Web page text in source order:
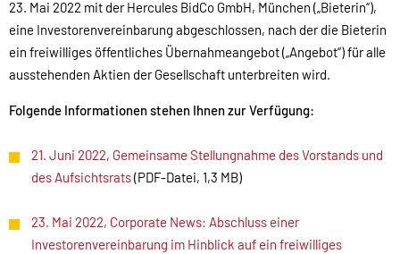
23. Mai 2022 mit der Hercules BidCo GmbH, München („Bieterin“),
eine Investorenvereinbarung abgeschlossen, nach der die Bieterin
ein freiwilliges öffentliches Übernahmeangebot („Angebot“) für alle
ausstehenden Aktien der Gesellschaft unterbreiten wird.
Folgende Informationen stehen Ihnen zur Verfügung:
21. Juni 2022, Gemeinsame Stellungnahme des Vorstands und
des Aufsichtsrats(PDF-Datei, 1,3 MB)
23. Mai 2022, Corporate News: Abschluss einer
Investorenvereinbarung im Hinblick auf ein freiwilliges